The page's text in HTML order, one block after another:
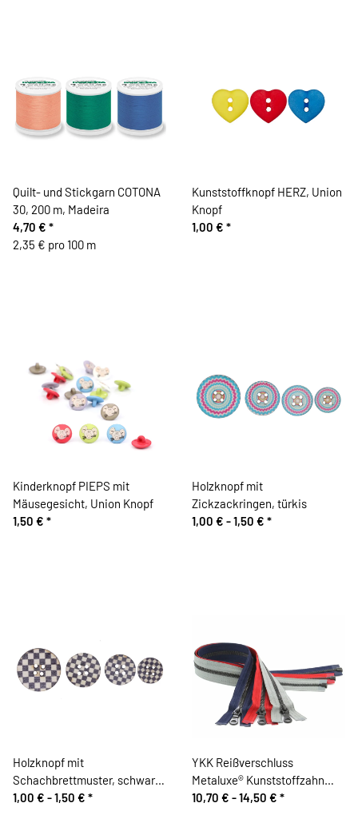
Quilt- und Stickgarn COTONA
30, 200 m, Madeira
4,70 € *
2,35 € pro 100 m
Kunststoffknopf HERZ, Union
Knopf
1,00 € *
Kinderknopf PIEPS mit
Mäusegesicht, Union Knopf
1,50 € *
Holzknopf mit
Zickzackringen, türkis
1,00 € -1,50 € *
Holzknopf mit
Schachbrettmuster, schwarz-
weiß
1,00 € -1,50 € *
YKK Reißverschluss
Metaluxe® Kunststoffzahn
Metalloptik, teilbar
10,70 € -14,50 € *